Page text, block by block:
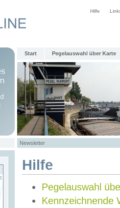
Hilfe
Start Pegelauswahl über Karte
Newsletter
Hilfe
Pegelauswahl
Kennzeichnende